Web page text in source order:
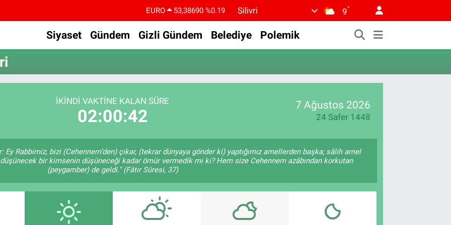
EURO 53,38690 %0.19
STERLİN
61,60380
%0.18
BITCOIN
79.591,74 %-1.82
DOLAR
Silivri 9°
Siyaset Gündem Gizli Gündem Belediye Polemik
İKINDI VAKTİNE KALAN SÜRE
02:00:42
7 Ağustos 2026
24 Safer 1448
Rabbimiz, bizi (Cehennem’den) çıkar, (tekrar dünyaya gönder ki) yaptığımız amellerden başka; sâlih amel
bir kimsenin düşüneceği kadar ömür vermedik mi ki? Hem size Cehennem azâbından korkutan
(peygamber) de geldi." (Fâtır Sûresi, 37)